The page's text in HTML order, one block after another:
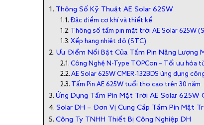
Thông Số Kỹ Thuật AE Solar 625W
Đặc điểm cơ khí và thiết kế
Thông số tấm pin mặt trời AE Solar 625W
Xếp hạng nhiệt độ (STC)
Ưu Điểm Nổi Bật Của Tấm Pin Năng Lượng
Công Nghệ N-Type TOPCon – Tối ưu hóa
AE Solar 625W CMER-132BDS ứng dụng
Tấm Pin AE 625W tuổi thọ cao trên 30 năm
Ứng Dụng Tấm Pin Mặt Trời AE Solar 625W
Solar DH – Đơn Vị Cung Cấp Tấm Pin Mặt
Công Ty TNHH Thiết Bị Công Nghiệp DH